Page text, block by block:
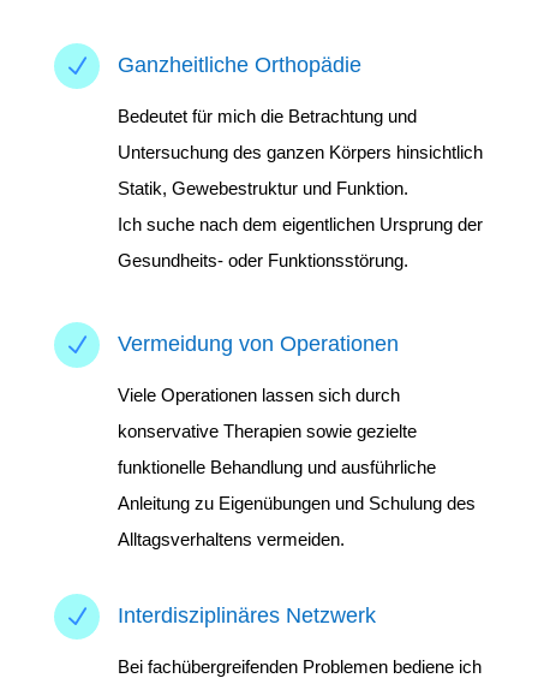
N Ganzheitliche Orthopädie
Bedeutet für mich die Betrachtung und
Untersuchung des ganzen Körpers hinsichtlich
Statik, Gewebestruktur und Funktion.
Ich suche nach dem eigentlichen Ursprung der
Gesundheits- oder Funktionsstörung.
N Vermeidung von Operationen
Viele Operationen lassen sich durch
konservative Therapien sowie gezielte
funktionelle Behandlung und ausführliche
Anleitung zu Eigenübungen und Schulung des
Alltagsverhaltens vermeiden.
N Interdisziplinäres Netzwerk
Bei fachübergreifenden Problemen bediene ich